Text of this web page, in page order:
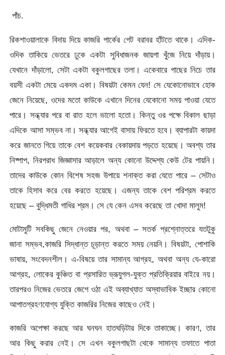
পাঁচ.
রিকশাওয়ালাকে বিদায় দিয়ে কাজরি পার্কের গেট বরাবর হাঁটতে থাকে। এদিক-
ওদিক তাকিয়ে ভেতরে ঢুকে একটা সুবিধাজনক জায়গা খুঁজে নিয়ে দাঁড়ায়।
যেখানে দাঁড়ালো, সেটা একটা বকুলগাছের তলা। একেবারে গাছের নিচে তার
বয়সী একটা মেয়ে একদম একা। বিষয়টা কেমন যেন! সে যেকোনোভাবে হোক
জেনে নিয়েছে, ওদের মতো কাউকে এখানে দিনের যেকোনো সময় পাওয়া যেতে
পারে। সন্ধ্যার পরে বা রাত হলে ভালো হতো। কিন্তু ওর পক্ষে বিকাল ছাড়া
এদিকে আসা সম্ভব না। সন্ধ্যার আগেই বাসায় ফিরতে হবে। ব্যাপারটা কায়দা
করে জানতে গিয়ে তাকে বেশ কয়েকবার বেকায়দায় পড়তে হয়েছে। অবশ্য তার
নিষ্পাপ, নিরপরাধ জিজ্ঞাসার আড়ালে অন্য কোনো উদ্দেশ্য কেউ টের পায়নি।
তাদের কাউকে কোন বিশেষ সহজ উপায়ে শনাক্ত করা যেতে পারে – সেটাও
তাকে হিসাব করে বের করতে হয়েছে। এজন্য তাকে বেশ পরিশ্রম করতে
হয়েছে – বুদ্ধিমতী গাধির শ্রম। সে যে কেন এসব করেছে তা খোদা মালুম!
মোটামুটি সবকিছু জেনে নেওয়ার পর, অথবা – সতর্ক প্রশ্নোত্তরে যতটুকু
জানা সম্ভব,কাজরি সিদ্ধান্ত চূড়ান্ত করতে সময় নেয়নি। বিষয়টা, পোশাকি
ভাষায়, সংবেদনশীল। এ-বিষয়ে তার সামান্য আগ্রহ, অথবা অন্য যে-কারো
আগ্রহ, লোকের কুঞ্চিত বা প্রসারিত ভ্রূযুগল-যুক্ত প্রতিক্রিয়ার বাইরে নয়।
তারপরও নিজের ভেতরে জেগে ওঠা এই অব্যাখ্যাত অস্বাভাবিক ইচ্ছার কোনো
আপাতগ্রহণযোগ্য যুক্তি কাজরির নিজের কাছেও নেই।
কাজরি অপেক্ষা করছে আর ঘনঘন হাতঘড়িটার দিকে তাকাচ্ছে। কারণ, তার
আর কিছু করার নেই। সে এখন বকুলগাছটা থেকে সামান্য তফাতে পাতা